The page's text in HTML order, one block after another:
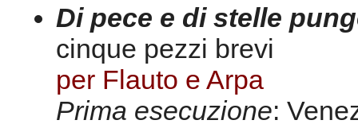
Di pece e di stelle
cinque pezzi brevi
per Flauto e Arpa
Prima esecuzione: